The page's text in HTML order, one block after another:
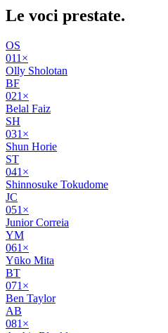
Le voci prestate.
OS
011 ×
Olly Sholotan
BF
021 ×
Belal Faiz
SH
031 ×
Shun Horie
ST
041 ×
Shinnosuke Tokudome
JC
051 ×
Junior Correia
YM
061 ×
Yūko Mita
BT
071 ×
Ben Taylor
AB
081 ×